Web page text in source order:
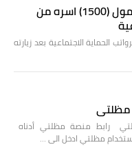
وزير العمل يعلن عن شمول (1500) اسره من
(1500) اسره من برواتب الحماية الاجتماعية بعد زيارته
مظلتي
رابط منصة مظلتي أدناه